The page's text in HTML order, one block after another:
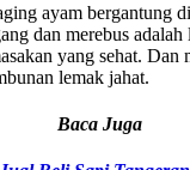
ayam bergantung
dan merebus
yang sehat. Dan
lemak jahat.
Baca Juga